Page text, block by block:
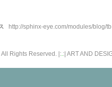
http://sphinx-eye.com/modules/blog/
All Rights Reserved. |:.:| ART AND